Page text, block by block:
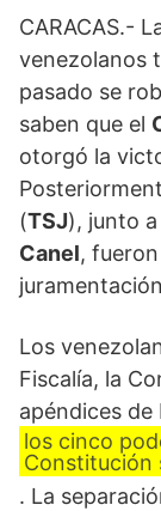
CARACAS.-
venezolanos
pasado se
saben que el
otorgó la
(TSJ), junto a
Canel,
Los
Fiscalía, la
apéndices
los cinco
Constitución
. La